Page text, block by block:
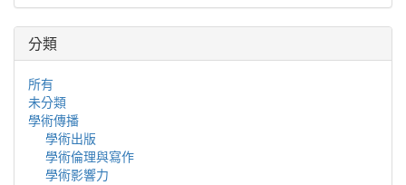
或更多人能取得的程序。
分類
所有
未分類
學術傳播
學術出版
學術倫理與寫作
學術影響力